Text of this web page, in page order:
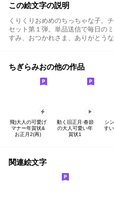
この絵文字の説明
くりくりおめめのちっちゃな子。
セット第１弾。単品送信で毎日の
すみ、おつかれさま、ありがとう
ちぎらみおの他の作品
飛)大人の可愛げ
マナー年賀状&
お正月2(再)
動く旧正月·春節
の大人可愛い年
賀状1
シ
す
関連絵文字